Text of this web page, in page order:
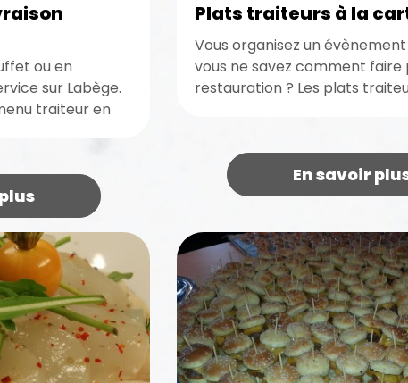
ou en
sur Labège.
traiteur en
Plats traiteurs à la
Vous organisez un
vous ne savez comment faire
restauration ? Les plats
En savoir